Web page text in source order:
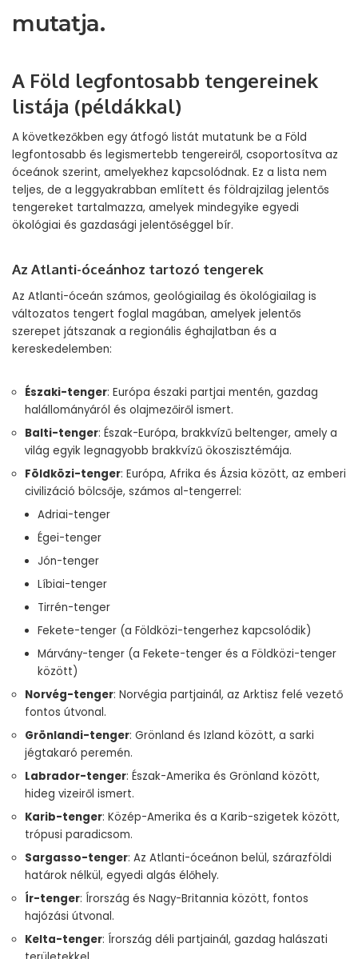
mutatja.
A Föld legfontosabb tengereinek
listája (példákkal)
A következőkben egy átfogó listát mutatunk be a Föld
legfontosabb és legismertebb tengereiről, csoportosítva az
óceánok szerint, amelyekhez kapcsolódnak. Ez a lista nem
teljes, de a leggyakrabban említett és földrajzilag jelentős
tengereket tartalmazza, amelyek mindegyike egyedi
ökológiai és gazdasági jelentőséggel bír.
Az Atlanti-óceánhoz tartozó tengerek
Az Atlanti-óceán számos, geológiailag és ökológiailag is
változatos tengert foglal magában, amelyek jelentős
szerepet játszanak a regionális éghajlatban és a
kereskedelemben:
Északi-tenger: Európa északi partjai mentén, gazdag
halállományáról és olajmezőiről ismert.
Balti-tenger: Észak-Európa, brakkvízű beltenger, amely a
világ egyik legnagyobb brakkvízű ökoszisztémája.
Földközi-tenger: Európa, Afrika és Ázsia között, az emberi
civilizáció bölcsője, számos al-tengerrel:
Adriai-tenger
Égei-tenger
Jón-tenger
Líbiai-tenger
Tirrén-tenger
Fekete-tenger (a Földközi-tengerhez kapcsolódik)
Márvány-tenger (a Fekete-tenger és a Földközi-tenger
között)
Norvég-tenger: Norvégia partjainál, az Arktisz felé vezető
fontos útvonal.
Grönlandi-tenger: Grönland és Izland között, a sarki
jégtakaró peremén.
Labrador-tenger: Észak-Amerika és Grönland között,
hideg vizeiről ismert.
Karib-tenger: Közép-Amerika és a Karib-szigetek között,
trópusi paradicsom.
Sargasso-tenger: Az Atlanti-óceánon belül, szárazföldi
határok nélkül, egyedi algás élőhely.
Ír-tenger: Írország és Nagy-Britannia között, fontos
hajózási útvonal.
Kelta-tenger: Írország déli partjainál, gazdag halászati